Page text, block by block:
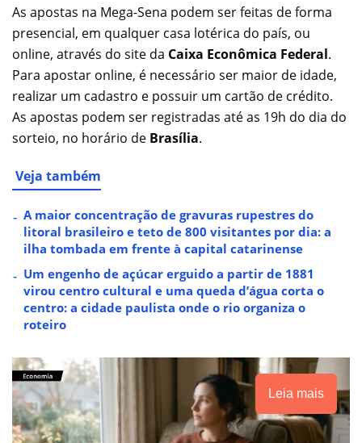
As apostas na Mega-Sena podem ser feitas de forma
presencial, em qualquer casa lotérica do país, ou
online, através do site da Caixa Econômica Federal.
Para apostar online, é necessário ser maior de idade,
realizar um cadastro e possuir um cartão de crédito.
As apostas podem ser registradas até as 19h do dia do
sorteio, no horário de Brasília.
Veja também
A maior concentração de gravuras rupestres do
litoral brasileiro e teto de 800 visitantes por dia: a
ilha tombada em frente à capital catarinense
Um engenho de açúcar erguido a partir de 1881
virou centro cultural e uma queda d’água corta o
centro: a cidade paulista onde o rio organiza o
roteiro
Leia mais